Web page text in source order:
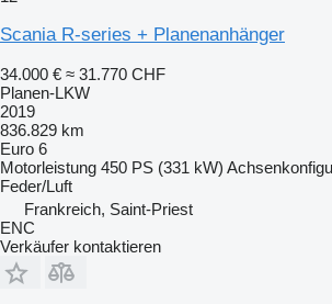
Scania R-series + Planenanhänger
34.000 € ≈ 31.770 CHF
Planen-LKW
2019
836.829 km
Euro 6
Motorleistung 450 PS (331 kW)
Feder/Luft
Frankreich, Saint-Priest
ENC
Verkäufer kontaktieren